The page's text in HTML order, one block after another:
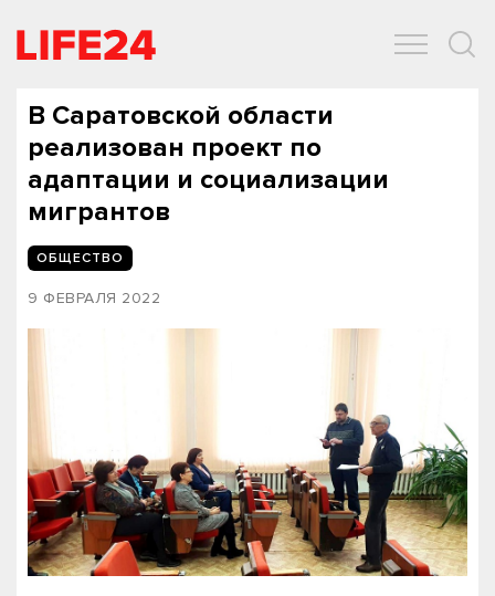
В Саратовской области
реализован проект по
адаптации и социализации
мигрантов
ОБЩЕСТВО
9 ФЕВРАЛЯ 2022